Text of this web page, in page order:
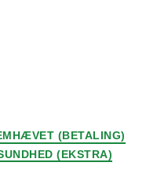
(BETALING)
(EKSTRA)